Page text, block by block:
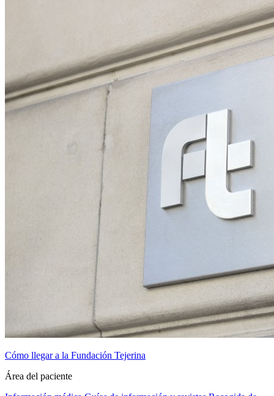
Cómo llegar a la Fundación Tejerina
Área del paciente